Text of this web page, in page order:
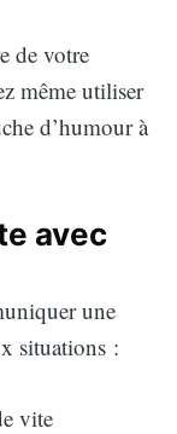
de votre
même utiliser
d’humour à
avec
une
situations :
vite